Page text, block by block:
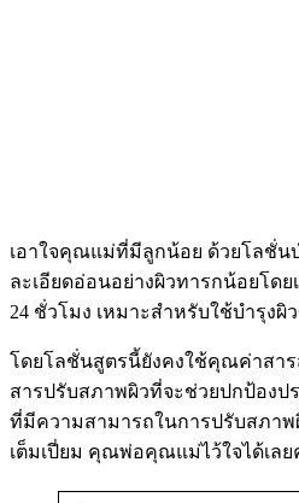
เอาใจคุณแม่ที่มีลูกน้อย ด้วยโลชั่น
ละเอียดอ่อนอย่างผิวทารกน้อยโด
24 ชั่วโมง เหมาะสำหรับใช้บำรุงผิ
โดยโลชั่นสูตรนี้ยังคงใช้คุณค่าสา
สารปรับสภาพผิวที่จะช่วยปกป้องป
ที่มีความสามารถในการปรับสภา
เต็มเปี่ยม คุณพ่อคุณแม่ไว้ใจได้เลย